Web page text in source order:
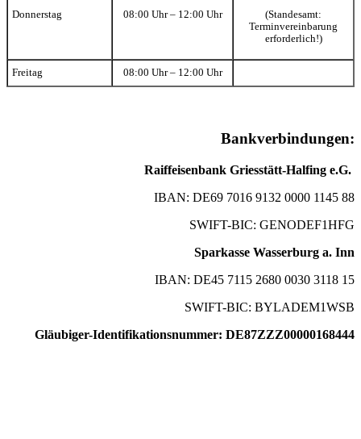
Donnerstag 08:00 Uhr – 12:00 Uhr
(Standesamt:
Terminvereinbarung
erforderlich!)
Freitag 08:00 Uhr – 12:00 Uhr
Bankverbindungen:
Raiffeisenbank Griesstätt-Halfing e.G.
IBAN: DE69 7016 9132 0000 1145 88
SWIFT-BIC: GENODEF1HFG
Sparkasse Wasserburg a. Inn
IBAN: DE45 7115 2680 0030 3118 15
SWIFT-BIC: BYLADEM1WSB
Gläubiger-Identifikationsnummer: DE87ZZZ00000168444